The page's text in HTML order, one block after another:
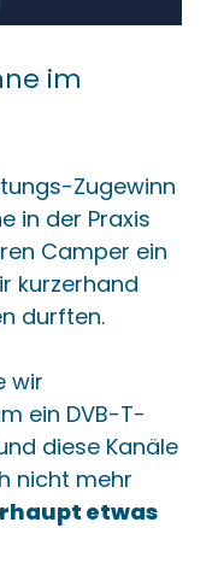
im
Zugewinn
in der Praxis
Camper ein
kurzerhand
durften.
wir
ein DVB-T-
diese Kanäle
nicht mehr
etwas